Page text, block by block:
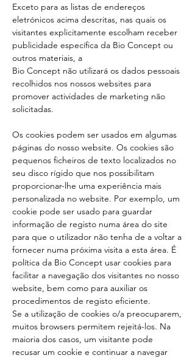
Exceto para as listas de endereços
eletrónicos acima descritas, nas quais os
visitantes explicitamente escolham receber
publicidade específica da Bio Concept ou
outros materiais, a
Bio Concept não utilizará os dados pessoais
recolhidos nos nossos websites para
promover actividades de marketing não
solicitadas.
Os cookies podem ser usados em algumas
páginas do nosso website. Os cookies são
pequenos ficheiros de texto localizados no
seu disco rígido que nos possibilitam
proporcionar-lhe uma experiência mais
personalizada no website. Por exemplo, um
cookie pode ser usado para guardar
informação de registo numa área do site
para que o utilizador não tenha de a voltar a
fornecer numa próxima visita a esta área. É
política da Bio Concept usar cookies para
facilitar a navegação dos visitantes no nosso
website, bem como para auxiliar os
procedimentos de registo eficiente.
Se a utilização de cookies o/a preocuparem,
muitos browsers permitem rejeitá-los. Na
maioria dos casos, um visitante pode
recusar um cookie e continuar a navegar